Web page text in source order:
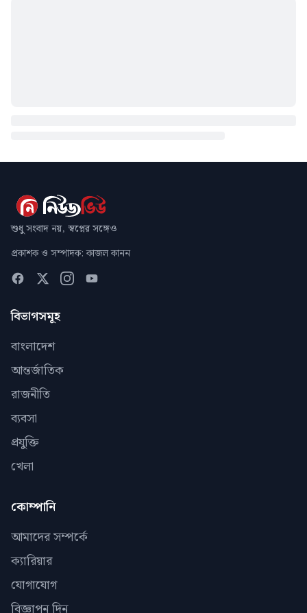
শুধু সংবাদ নয়, স্বপ্নের সঙ্গেও
প্রকাশক ও সম্পাদক: কাজল কানন
বিভাগসমূহ
বাংলাদেশ
আন্তর্জাতিক
রাজনীতি
ব্যবসা
প্রযুক্তি
খেলা
কোম্পানি
আমাদের সম্পর্কে
ক্যারিয়ার
যোগাযোগ